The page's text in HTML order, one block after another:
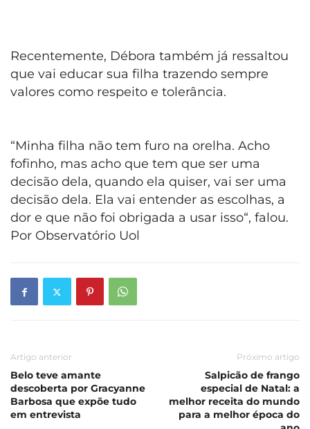
Recentemente, Débora também já ressaltou
que vai educar sua filha trazendo sempre
valores como respeito e tolerância.
“Minha filha não tem furo na orelha. Acho
fofinho, mas acho que tem que ser uma
decisão dela, quando ela quiser, vai ser uma
decisão dela. Ela vai entender as escolhas, a
dor e que não foi obrigada a usar isso“, falou.
Por Observatório Uol
Artigo anterior
Belo teve amante
descoberta por Gracyanne
Barbosa que expõe tudo
em entrevista
Próximo artigo
Salpicão de frango
especial de Natal: a
melhor receita do mundo
para a melhor época do